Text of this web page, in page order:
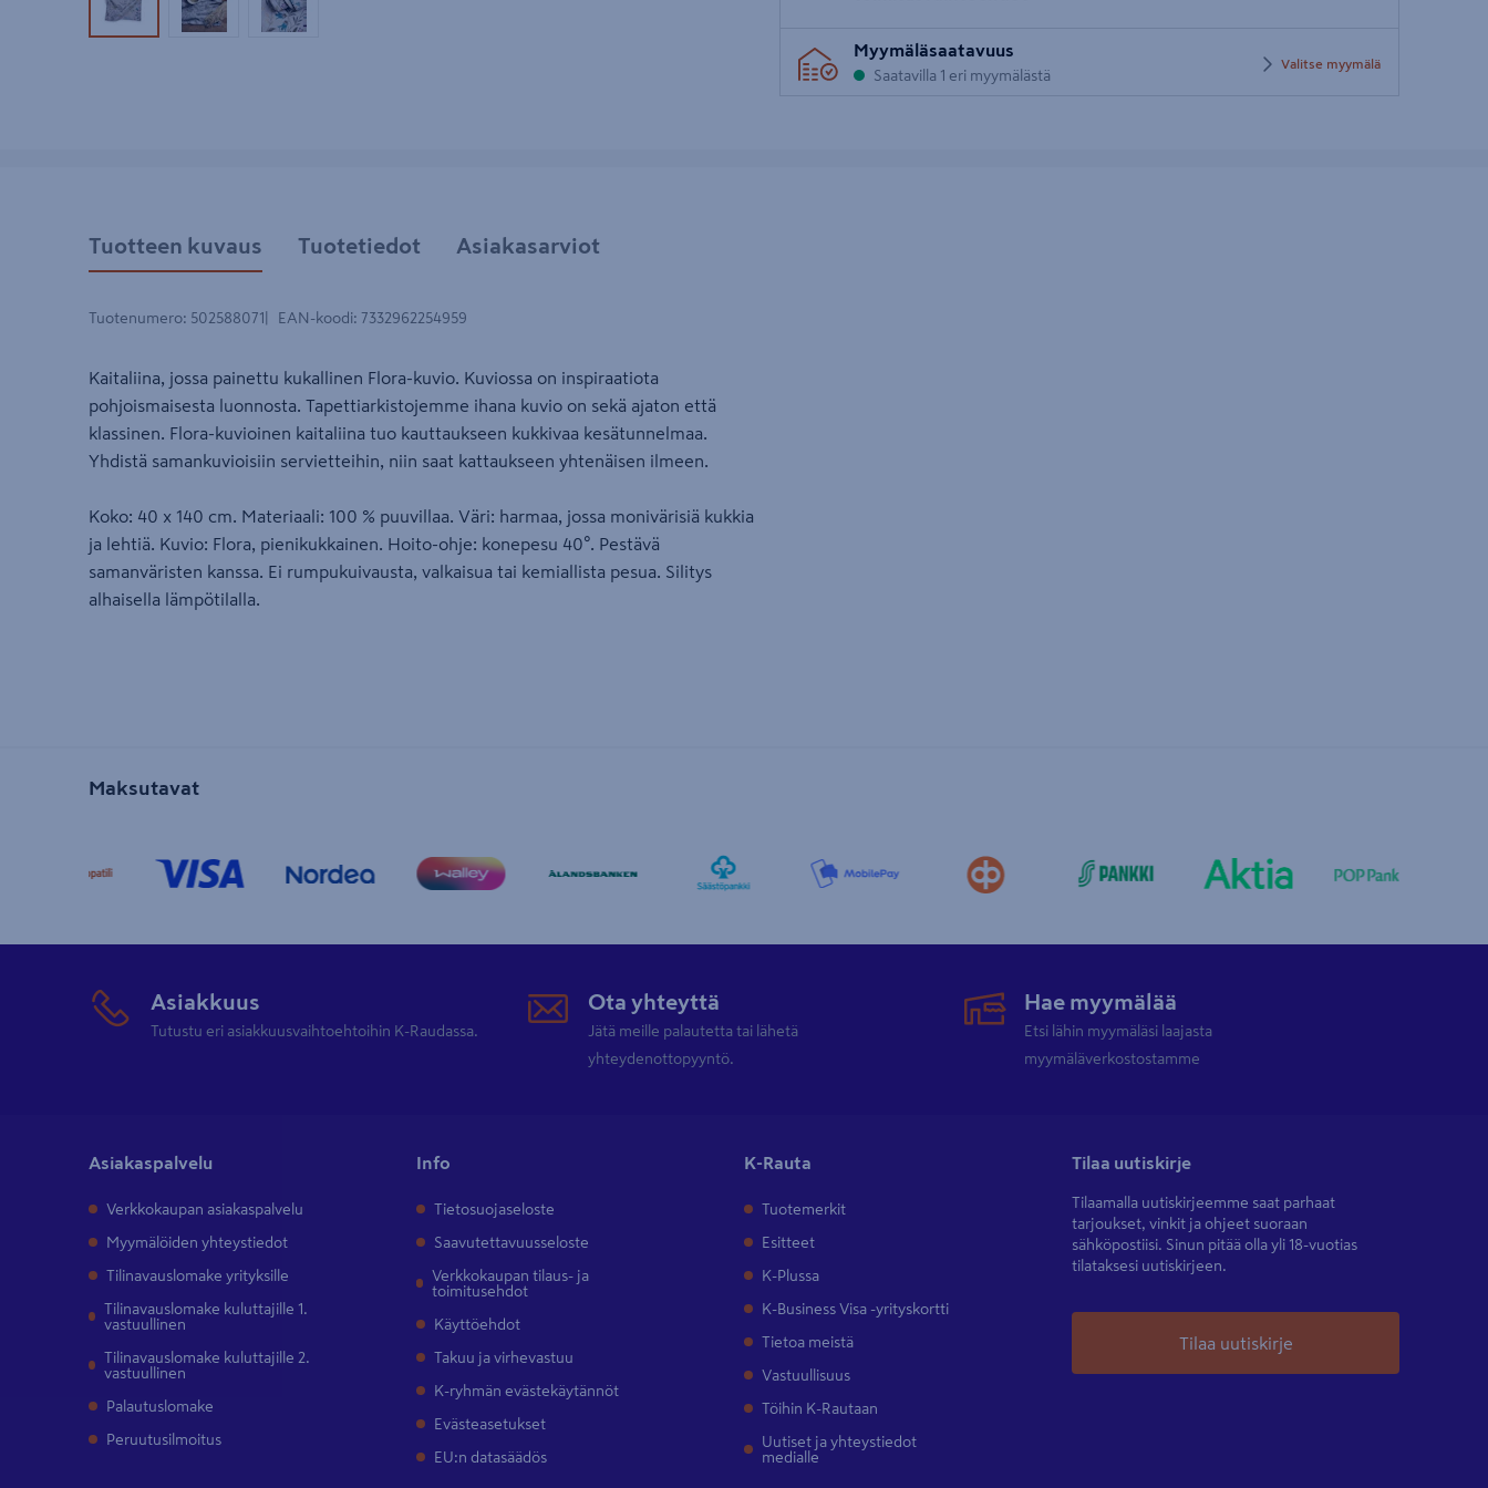
Tuotekuva 1Tuotekuva 2Tuotekuva 3
postinumero
Myymäläsaatavuus
Saatavilla 1 eri myymälästä
Valitse myymälä
Tuotteen kuvaus Tuotetiedot Asiakasarviot
Tuotenumero: 502588071 EAN-koodi: 7332962254959
Kaitaliina, jossa painettu kukallinen Flora-kuvio. Kuviossa on inspiraatiota
pohjoismaisesta luonnosta. Tapettiarkistojemme ihana kuvio on sekä ajaton että
klassinen. Flora-kuvioinen kaitaliina tuo kauttaukseen kukkivaa kesätunnelmaa.
Yhdistä samankuvioisiin servietteihin, niin saat kattaukseen yhtenäisen ilmeen.
Koko: 40 x 140 cm. Materiaali: 100 % puuvillaa. Väri: harmaa, jossa monivärisiä kukkia
ja lehtiä. Kuvio: Flora, pienikukkainen. Hoito-ohje: konepesu 40°. Pestävä
samanväristen kanssa. Ei rumpukuivausta, valkaisua tai kemiallista pesua. Silitys
alhaisella lämpötilalla.
Maksutavat
Asiakkuus
Tutustu eri asiakkuusvaihtoehtoihin K-Raudassa.
Ota yhteyttä
Jätä meille palautetta tai lähetä
yhteydenottopyyntö.
Hae myymälää
Etsi lähin myymäläsi laajasta
myymäläverkostostamme
Asiakaspalvelu
Verkkokaupan asiakaspalvelu
Myymälöiden yhteystiedot
Tilinavauslomake yrityksille
Tilinavauslomake kuluttajille 1.
vastuullinen
Tilinavauslomake kuluttajille 2.
vastuullinen
Palautuslomake
Peruutusilmoitus
Info
Tietosuojaseloste
Saavutettavuusseloste
Verkkokaupan tilaus- ja
toimitusehdot
Käyttöehdot
Takuu ja virhevastuu
K-ryhmän evästekäytännöt
Evästeasetukset
EU:n datasäädös
K-Rauta
Tuotemerkit
Esitteet
K-Plussa
K-Business Visa -yrityskortti
Tietoa meistä
Vastuullisuus
Töihin K-Rautaan
Uutiset ja yhteystiedot
medialle
Tilaa uutiskirje
Tilaamalla uutiskirjeemme saat parhaat
tarjoukset, vinkit ja ohjeet suoraan
sähköpostiisi. Sinun pitää olla yli 18-vuotias
tilataksesi uutiskirjeen.
Tilaa uutiskirje